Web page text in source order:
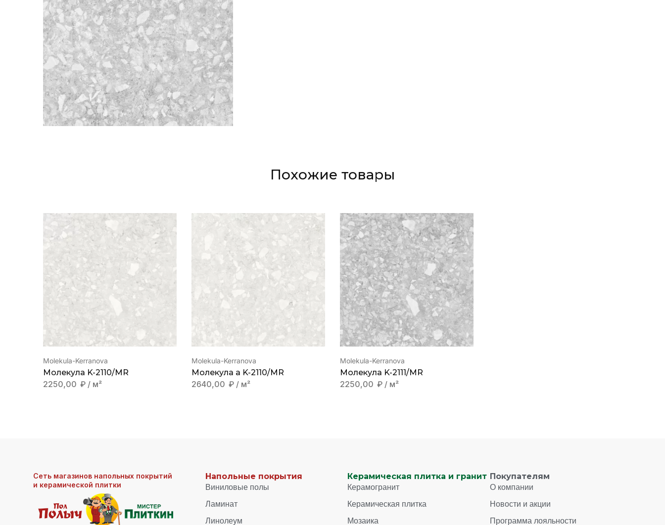
Похожие товары
Molekula-Kerranova
Молекула K-2110/MR
2250,00 ₽ / м²
Molekula-Kerranova
Молекула a K-2110/MR
2640,00 ₽ / м²
Molekula-Kerranova
Молекула K-2111/MR
2250,00 ₽ / м²
Сеть магазинов напольных покрытий
и керамической плитки
Напольные покрытия
Виниловые полы
Ламинат
Линолеум
Керамическая плитка и гранит
Керамогранит
Керамическая плитка
Мозаика
Покупателям
О компании
Новости и акции
Программа лояльности